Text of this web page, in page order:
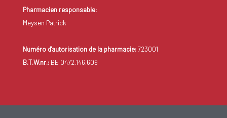
Pharmacien responsable:
Meysen Patrick
Numéro d'autorisation de la pharmacie:723001
B.T.W.nr.:BE 0472.146.609